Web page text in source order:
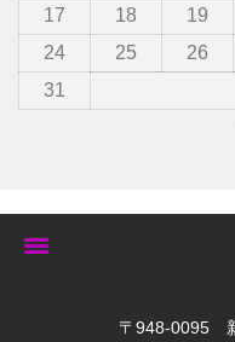
17
18 19
24
25 26
31
〒948-0095